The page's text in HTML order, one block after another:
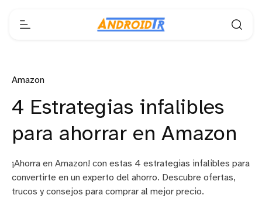
Amazon
4 Estrategias infalibles
para ahorrar en Amazon
¡Ahorra en Amazon! con estas 4 estrategias infalibles para
convertirte en un experto del ahorro. Descubre ofertas,
trucos y consejos para comprar al mejor precio.